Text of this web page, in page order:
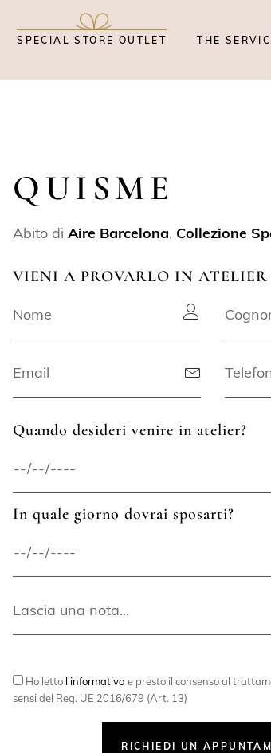
SPECIAL STORE OUTLET THE
QUISME
Abito di Aire Barcelona, Collezione
VIENI A PROVARLO IN ATELIER
Quando desideri venire in atelier?
In quale giorno dovrai sposarti?
Ho letto l'informativa e presto il consenso al
sensi del Reg. UE 2016/679 (Art. 13)
RICHIEDI UN